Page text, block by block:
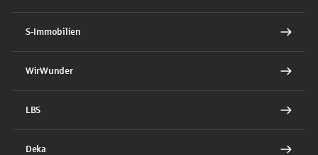
S-Immobilien
WirWunder
LBS
Deka